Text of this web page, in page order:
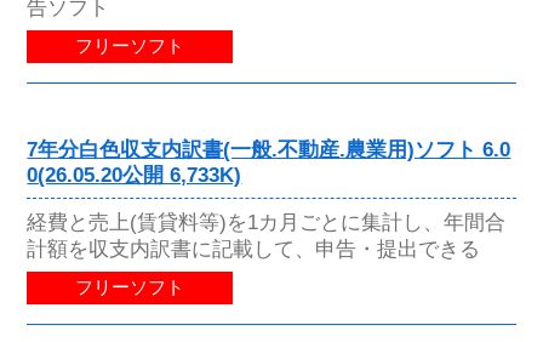
告ソフト
フリーソフト
7年分白色収支内訳書(一般.不動産.農業用)ソフト 6.0
0(26.05.20公開 6,733K)
経費と売上(賃貸料等)を1カ月ごとに集計し、年間合
計額を収支内訳書に記載して、申告・提出できる
フリーソフト